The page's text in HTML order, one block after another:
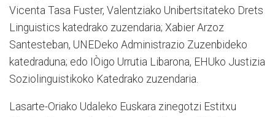
Vicenta Tasa Fuster, Valentziako Unibertsitateko Drets
Linguistics katedrako zuzendaria; Xabier Arzoz
Santesteban, UNEDeko Administrazio Zuzenbideko
katedraduna; edo IÒigo Urrutia Libarona, EHUko Justizia
Soziolinguistikoko Katedrako zuzendaria.
Lasarte-Oriako Udaleko Euskara zinegotzi Estitxu